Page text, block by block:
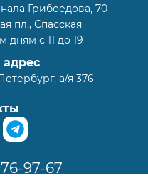
Грибоедова, 70
пл., Спасская
с 11 до 19
а/я 376
97-67